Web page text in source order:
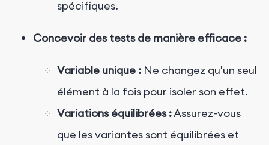
spécifiques.
Concevoir des tests de manière efficace :
Variable unique : Ne changez qu'un seul
élément à la fois pour isoler son effet.
Variations équilibrées :Assurez-vous
que les variantes sont équilibrées et